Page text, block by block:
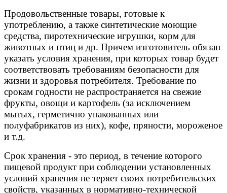
Продовольственные товары, готовые к
употреблению, а также синтетические моющие
средства, пиротехнические игрушки, корм для
животных и птиц и др. Причем изготовитель обязан
указать условия хранения, при которых товар будет
соответствовать требованиям безопасности для
жизни и здоровья потребителя. Требование по
срокам годности не распространяется на свежие
фрукты, овощи и картофель (за исключением
мытых, герметично упакованных или
полуфабрикатов из них), кофе, пряности, мороженое
и т.д.
Срок хранения - это период, в течение которого
пищевой продукт при соблюдении установленных
условий хранения не теряет своих потребительских
свойств, указанных в нормативно-технической